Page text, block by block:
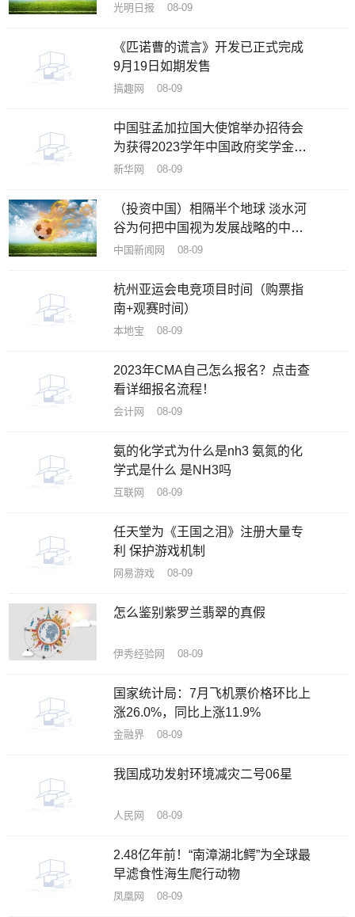
光明日报 08-09
《匹诺曹的谎言》开发已正式完成
9月19日如期发售
搞趣网 08-09
中国驻孟加拉国大使馆举办招待会
为获得2023学年中国政府奖学金新
生送行
新华网 08-09
（投资中国）相隔半个地球 淡水河
谷为何把中国视为发展战略的中
心？
中国新闻网 08-09
杭州亚运会电竞项目时间（购票指
南+观赛时间）
本地宝 08-09
2023年CMA自己怎么报名？点击查
看详细报名流程！
会计网 08-09
氨的化学式为什么是nh3 氨氮的化
学式是什么 是NH3吗
互联网 08-09
任天堂为《王国之泪》注册大量专
利 保护游戏机制
网易游戏 08-09
怎么鉴别紫罗兰翡翠的真假
伊秀经验网 08-09
国家统计局：7月飞机票价格环比上
涨26.0%，同比上涨11.9%
金融界 08-09
我国成功发射环境减灾二号06星
人民网 08-09
2.48亿年前！“南漳湖北鳄”为全球最
早滤食性海生爬行动物
凤凰网 08-09